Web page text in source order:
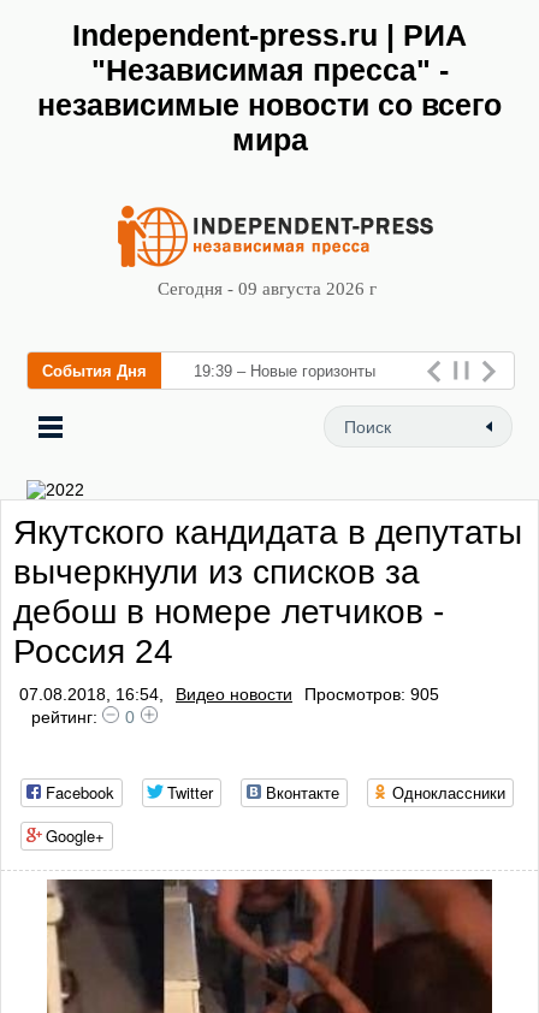
Independent-press.ru | РИА
"Независимая пресса" -
независимые новости со всего
мира
Сегодня - 09 августа 2026 г
События Дня 19:39 – Новые горизонты
флебологии: в Москве
открылся «Городской центр
за
Якутского кандидата в депутаты
вычеркнули из списков за
дебош в номере летчиков -
Россия 24
07.08.2018, 16:54, Видео новости
Просмотров: 905
рейтинг:
0
Facebook Twitter Вконтакте
Одноклассники
Google+